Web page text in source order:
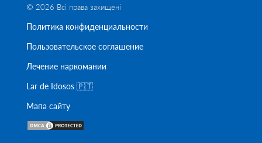
© 2026 Всі права захищені
Политика конфиденциальности
Пользовательское соглашение
Лечение наркомании
Lar de Idosos 🇵🇹
Мапа сайту